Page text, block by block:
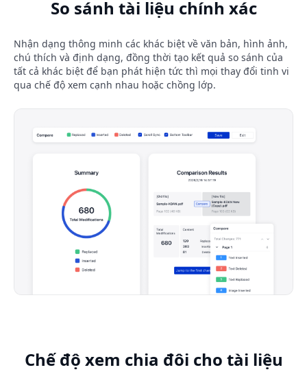
So sánh tài liệu chính xác
Nhận dạng thông minh các khác biệt về văn bản, hình ảnh,
chú thích và định dạng, đồng thời tạo kết quả so sánh của
tất cả khác biệt để bạn phát hiện tức thì mọi thay đổi tinh vi
qua chế độ xem cạnh nhau hoặc chồng lớp.
Chế độ xem chia đôi cho tài liệu